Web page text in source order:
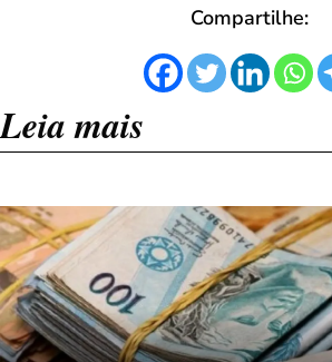
Compartilhe:
Leia mais